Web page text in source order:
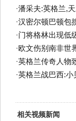
·潘采夫:英格兰,
·汉密尔顿巴顿包
·门将格林出现低
·欧文伤别南非世
·英格兰传奇人物
·英格兰战巴西:小
相关视频新闻